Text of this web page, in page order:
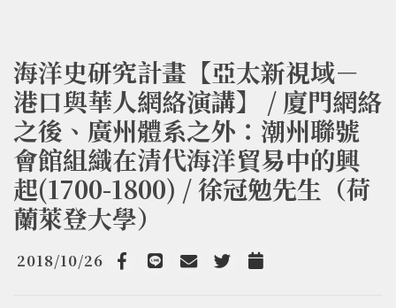
海洋史研究計畫【亞太新視域－
港口與華人網絡演講】 / 廈門網絡
之後、廣州體系之外：潮州聯號
會館組織在清代海洋貿易中的興
起(1700-1800) / 徐冠勉先生（荷
蘭萊登大學）
2018/10/26
Facebook TwitterAdd to Calendar